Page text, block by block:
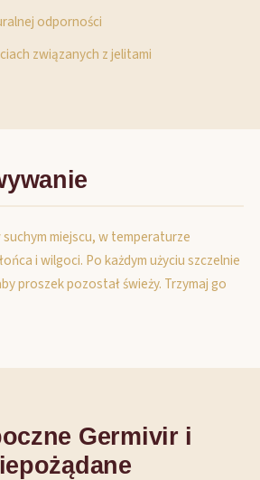
odporności
związanych z jelitami
miejscu, w temperaturze
i wilgoci. Po każdym użyciu szczelnie
proszek pozostał świeży. Trzymaj go
Germivir i